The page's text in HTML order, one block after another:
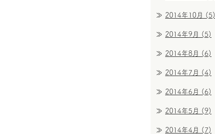
2014年10月 (5)
2014年9月 (5)
2014年8月 (6)
2014年7月 (4)
2014年6月 (6)
2014年5月 (9)
2014年4月 (7)